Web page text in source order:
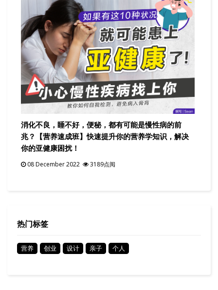
消化不良，睡不好，便秘，都有可能是慢性病的前
兆？【营养速成班】快速提升你的营养学知识，解决
你的亚健康困扰！
08 December 2022 3189点阅
热门标签
营养 创业 设计 亲子 个人